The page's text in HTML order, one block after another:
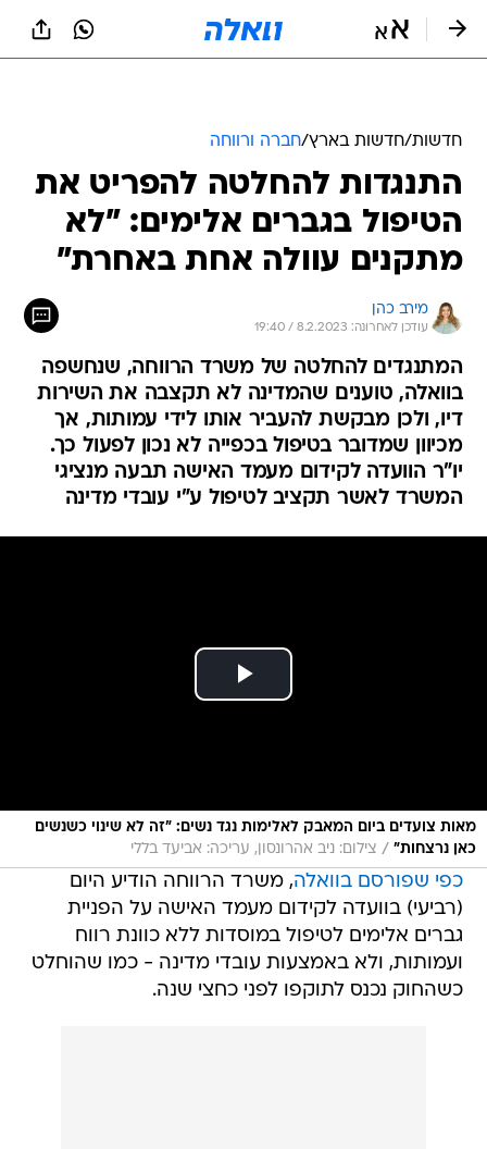
חדשות/חדשות בארץ/חברה ורווחה
התנגדות להחלטה להפריט את
הטיפול בגברים אלימים: "לא
מתקנים עוולה אחת באחרת"
מירב כהן
עודכן לאחרונה: 8.2.2023 / 19:40
המתנגדים להחלטה של משרד הרווחה, שנחשפה
בוואלה, טוענים שהמדינה לא תקצבה את השירות
דיו, ולכן מבקשת להעביר אותו לידי עמותות, אך
מכיוון שמדובר בטיפול בכפייה לא נכון לפעול כך.
יו"ר הוועדה לקידום מעמד האישה תבעה מנציגי
המשרד לאשר תקציב לטיפול ע"י עובדי מדינה
מאות צועדים ביום המאבק לאלימות נגד נשים: "זה לא שינוי כשנשים
כאן נרצחות" / צילום: ניב אהרונסון, עריכה: אביעד בללי
כפי שפורסם בוואלה, משרד הרווחה הודיע היום
(רביעי) בוועדה לקידום מעמד האישה על הפניית
גברים אלימים לטיפול במוסדות ללא כוונת רווח
ועמותות, ולא באמצעות עובדי מדינה - כמו שהוחלט
כשהחוק נכנס לתוקפו לפני כחצי שנה.